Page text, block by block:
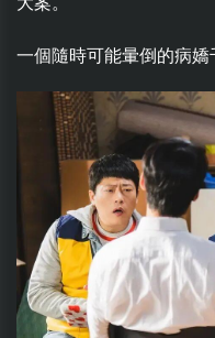
一個隨時可能暈倒的病嬌